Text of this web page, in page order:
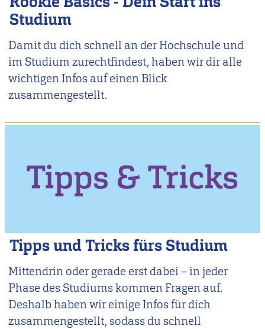
Studium
Damit du dich schnell an der Hochschule und
im Studium zurechtfindest, haben wir dir alle
wichtigen Infos auf einen Blick
zusammengestellt.
Tipps und Tricks fürs Studium
Mittendrin oder gerade erst dabei – in jeder
Phase des Studiums kommen Fragen auf.
Deshalb haben wir einige Infos für dich
zusammengestellt, sodass du schnell